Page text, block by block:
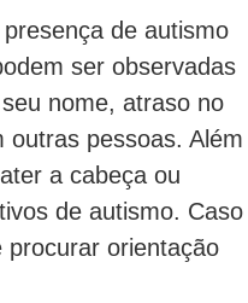
de autismo
ser observadas
nome, atraso no
outras pessoas. Além
a cabeça ou
de autismo. Caso
procurar orientação